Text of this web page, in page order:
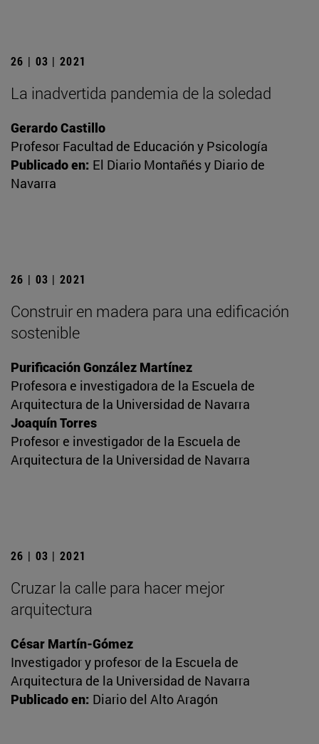
26 | 03 | 2021
La inadvertida pandemia de la soledad
Gerardo Castillo
Profesor Facultad de Educación y Psicología
Publicado en: El Diario Montañés y Diario de
Navarra
26 | 03 | 2021
Construir en madera para una edificación
sostenible
Purificación González Martínez
Profesora e investigadora de la Escuela de
Arquitectura de la Universidad de Navarra
Joaquín Torres
Profesor e investigador de la Escuela de
Arquitectura de la Universidad de Navarra
26 | 03 | 2021
Cruzar la calle para hacer mejor
arquitectura
César Martín-Gómez
Investigador y profesor de la Escuela de
Arquitectura de la Universidad de Navarra
Publicado en: Diario del Alto Aragón